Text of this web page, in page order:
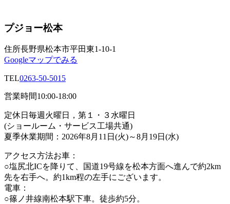
プジョー松本
住所長野県松本市平田東1-10-1
Googleマップでみる
TEL0263-50-5015
営業時間10:00-18:00
定休日 毎週火曜日，第１・３水曜日
(ショールーム・サービス工場共通)
夏季休業期間：2026年8月11日(火)～8月19日(水)
アクセス方法お車：
○塩尻北ICを降りて、国道19号線を松本方面へ進んで約2km
先を右手へ。約1km程の左手にございます。
電車：
○篠ノ井線南松本駅下車。徒歩約5分。